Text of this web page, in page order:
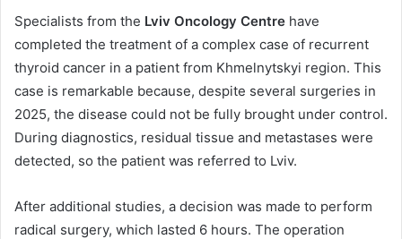
Specialists from the Lviv Oncology Centre have
completed the treatment of a complex case of recurrent
thyroid cancer in a patient from Khmelnytskyi region. This
case is remarkable because, despite several surgeries in
2025, the disease could not be fully brought under control.
During diagnostics, residual tissue and metastases were
detected, so the patient was referred to Lviv.
After additional studies, a decision was made to perform
radical surgery, which lasted 6 hours. The operation